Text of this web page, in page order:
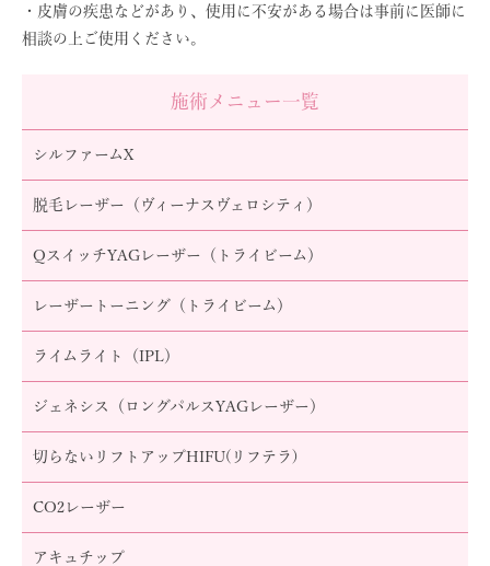
施術メニュー一覧
シルファームX
脱毛レーザー（ヴィーナスヴェロシティ）
QスイッチYAGレーザー（トライビーム）
レーザートーニング（トライビーム）
ライムライト（IPL）
ジェネシス（ロングパルスYAGレーザー）
切らないリフトアップHIFU(リフテラ)
CO2レーザー
アキュチップ
・皮膚の疾患などがあり、使用に不安がある場合は事前に医師に
相談の上ご使用ください。